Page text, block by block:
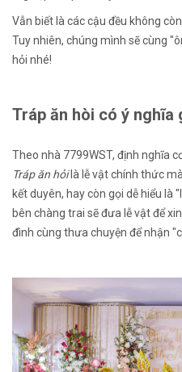
Vẫn biết là các cậu đều không
Tuy nhiên, chúng mình sẽ cùng
hỏi nhé!
Tráp ăn hòi có ý nghĩa
Theo nhà 7799WST, định nghĩa
Tráp ăn hỏi là lễ vật chính thức
kết duyên, hay còn gọi dễ hiểu là
bên chàng trai sẽ đưa lễ vật để
đình cùng thưa chuyện để nhận